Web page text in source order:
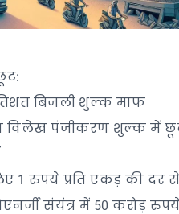
बिजली शुल्क माफ
विलेख पंजीकरण शुल्क में
1 रुपये प्रति एकड़ की दर
संयंत्र में 50 करोड़